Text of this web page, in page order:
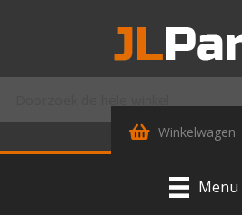
Winkelwagen
Menu